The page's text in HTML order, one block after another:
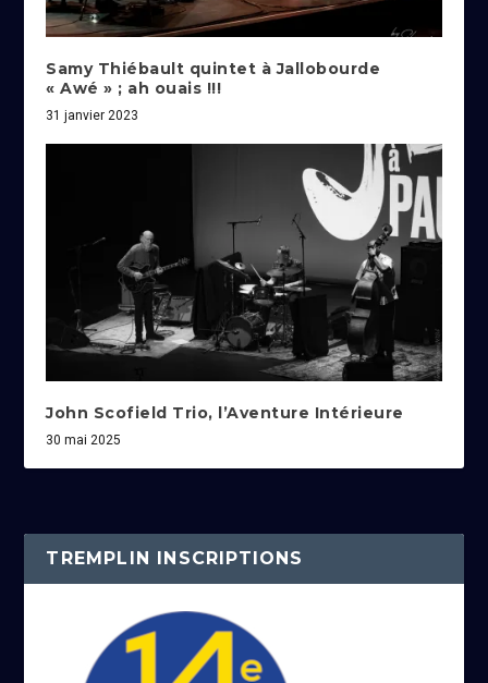
Samy Thiébault quintet à Jallobourde
« Awé » ; ah ouais !!!
31 janvier 2023
John Scofield Trio, l’Aventure Intérieure
30 mai 2025
TREMPLIN INSCRIPTIONS